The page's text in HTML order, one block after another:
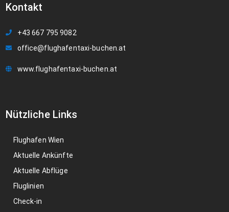
Kontakt
+43 667 795 9082
office@flughafentaxi-buchen.at
www.flughafentaxi-buchen.at
Nützliche Links
Flughafen Wien
Aktuelle Ankünfte
Aktuelle Abflüge
Fluglinien
Check-in